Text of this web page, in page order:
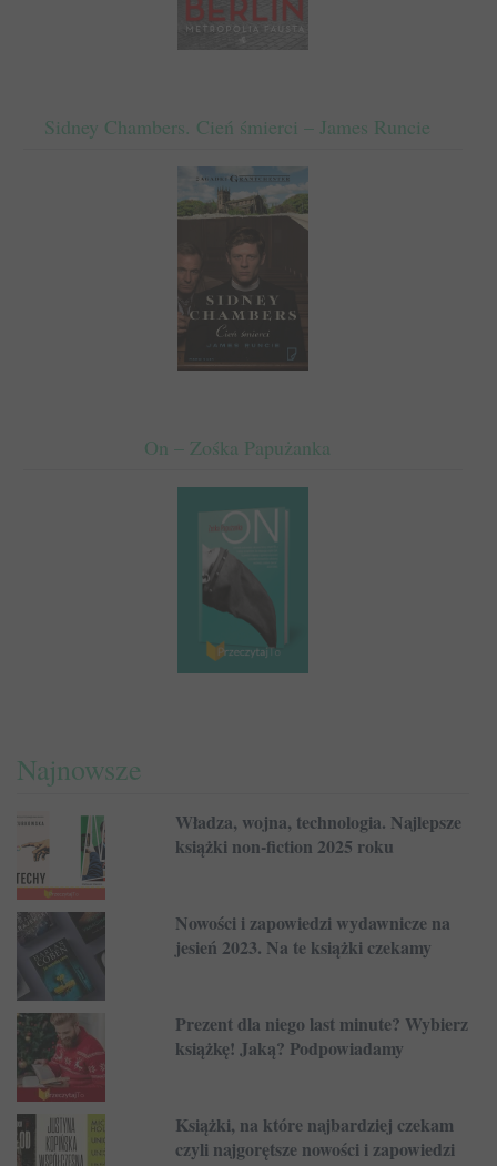
Sidney Chambers. Cień śmierci – James Runcie
On – Zośka Papużanka
Najnowsze
Władza, wojna, technologia. Najlepsze
książki non-fiction 2025 roku
Nowości i zapowiedzi wydawnicze na
jesień 2023. Na te książki czekamy
Prezent dla niego last minute? Wybierz
książkę! Jaką? Podpowiadamy
Książki, na które najbardziej czekam
czyli najgorętsze nowości i zapowiedzi